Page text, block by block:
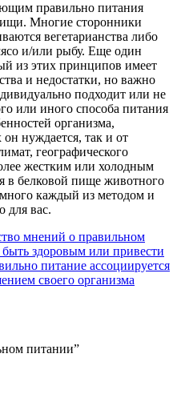
правильно питания
Многие сторонники
вегетарианства либо
и/или рыбу. Еще один
из этих принципов имеет
и недостатки, но важно
подходит или не
или иного способа питания
организма,
нуждается, так и от
географического
жестким или холодным
в белковой пище животного
каждый из методом и
для вас.
питании”